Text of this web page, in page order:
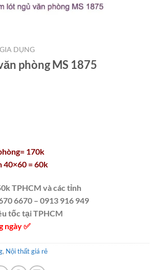
DỤNG
phòng MS 1875
170k
40×60 = 60k
TPHCM và các tỉnh
6670 – 0913 916 949
tốc tại TPHCM
ngày✅
, Nội thất giá rẻ